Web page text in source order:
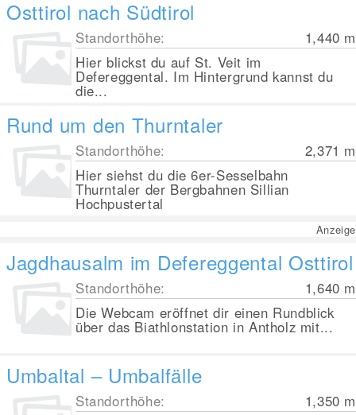
Osttirol nach Südtirol
Standorthöhe: 1,440 m
Hier blickst du auf St. Veit im
Defereggental. Im Hintergrund kannst du
die...
Rund um den Thurntaler
Standorthöhe: 2,371 m
Hier siehst du die 6er-Sesselbahn
Thurntaler der Bergbahnen Sillian
Hochpustertal
Anzeige
Jagdhausalm im Defereggental Osttirol
Standorthöhe: 1,640 m
Die Webcam eröffnet dir einen Rundblick
über das Biathlonstation in Antholz mit...
Umbaltal – Umbalfälle
Standorthöhe: 1,350 m